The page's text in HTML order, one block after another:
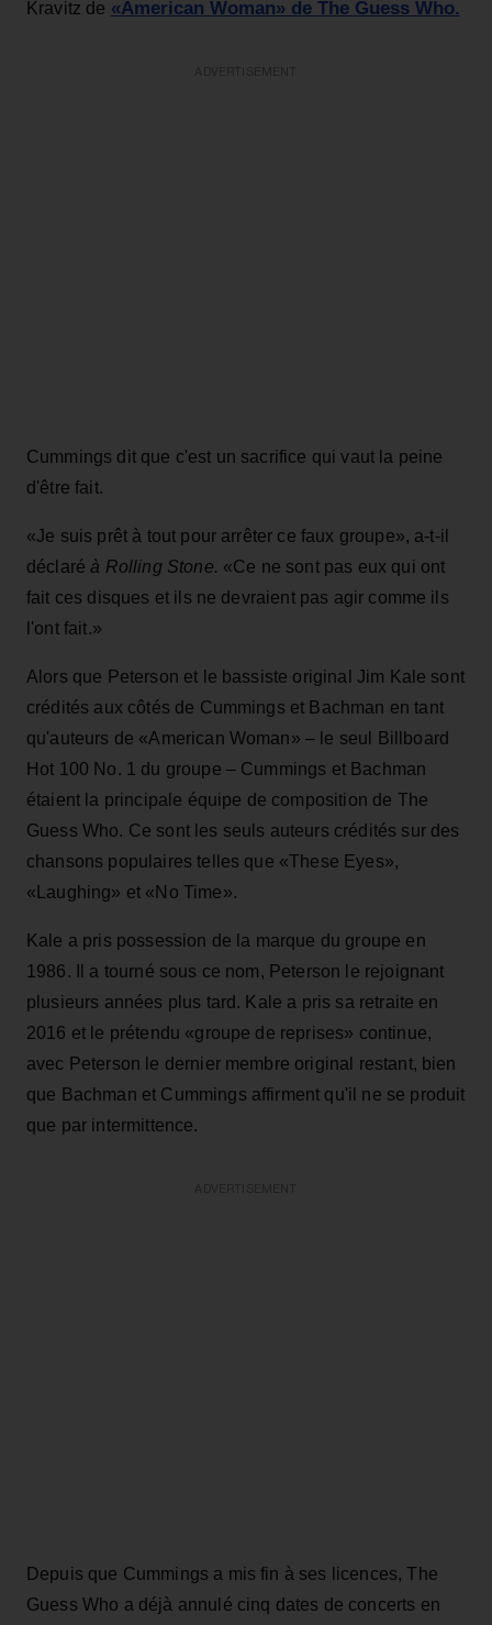
Kravitz de «American Woman» de The Guess Who.
Cummings dit que c'est un sacrifice qui vaut la peine
d'être fait.
«Je suis prêt à tout pour arrêter ce faux groupe», a-t-il
déclaréà Rolling Stone. «Ce ne sont pas eux qui ont
fait ces disques et ils ne devraient pas agir comme ils
l'ont fait.»
Alors que Peterson et le bassiste original Jim Kale sont
crédités aux côtés de Cummings et Bachman en tant
qu'auteurs de «American Woman» – le seul Billboard
Hot 100 No. 1 du groupe – Cummings et Bachman
étaient la principale équipe de composition de The
Guess Who. Ce sont les seuls auteurs crédités sur des
chansons populaires telles que «These Eyes»,
«Laughing» et «No Time».
Kale a pris possession de la marque du groupe en
1986. Il a tourné sous ce nom, Peterson le rejoignant
plusieurs années plus tard. Kale a pris sa retraite en
2016 et le prétendu «groupe de reprises» continue,
avec Peterson le dernier membre original restant, bien
que Bachman et Cummings affirment qu'il ne se produit
que par intermittence.
Depuis que Cummings a mis fin à ses licences, The
Guess Who a déjà annulé cinq dates de concerts en